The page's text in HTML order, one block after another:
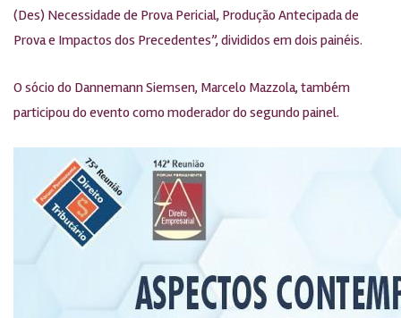
(Des) Necessidade de Prova Pericial, Produção Antecipada de
Prova e Impactos dos Precedentes”, divididos em dois painéis.
O sócio do Dannemann Siemsen, Marcelo Mazzola, também
participou do evento como moderador do segundo painel.